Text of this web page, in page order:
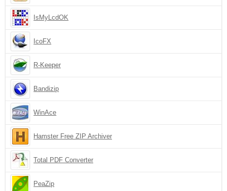
IsMyLcdOK
IcoFX
R-Keeper
Bandizip
WinAce
Hamster Free ZIP Archiver
Total PDF Converter
PeaZip